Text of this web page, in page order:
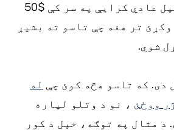
$300 او بیا د خپل عادي کرایې په سر کې $50
تر هغه چې تاسو ته بشپړ
شوي.
دی. که تاسو هڅه کوئ چې له
ووځئ ، نو د وتلو لپاره
د مثال په توګه، خپل د کور